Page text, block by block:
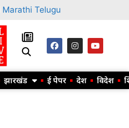
Marathi Telugu
झारखंड ई पेपर देश विदेश